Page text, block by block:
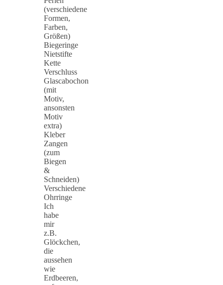
(verschiedene
Formen,
Farben,
Größen)
Biegeringe
Nietstifte
Kette
Verschluss
Glascabochon
(mit
Motiv,
ansonsten
Motiv
extra)
Kleber
Zangen
(zum
Biegen
&
Schneiden)
Verschiedene
Ohrringe
Ich
habe
mir
z.B.
Glöckchen,
die
aussehen
wie
Erdbeeren,